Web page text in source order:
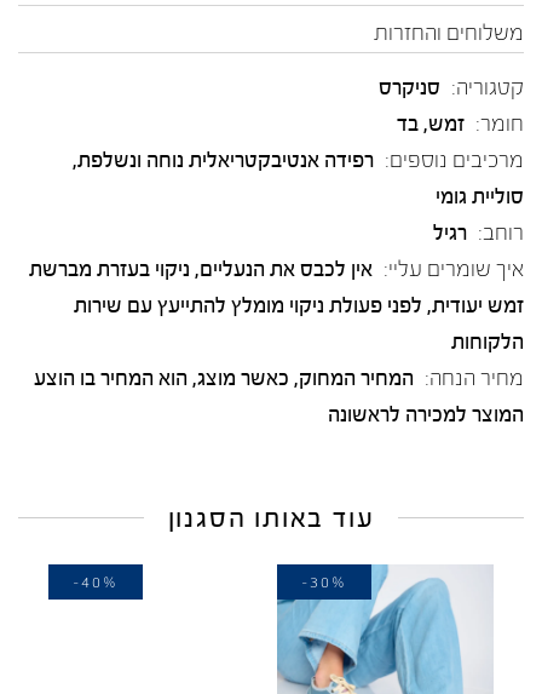
משלוחים והחזרות
קטגוריה: סניקרס
חומר: זמש, בד
מרכיבים נוספים: רפידה אנטיבקטריאלית נוחה ונשלפת,
סוליית גומי
רוחב: רגיל
איך שומרים עליי: אין לכבס את הנעליים, ניקוי בעזרת מברשת
זמש יעודית, לפני פעולת ניקוי מומלץ להתייעץ עם שירות
הלקוחות
מחיר הנחה: המחיר המחוק, כאשר מוצג, הוא המחיר בו הוצע
המוצר למכירה לראשונה
עוד באותו הסגנון
-30%
-40%